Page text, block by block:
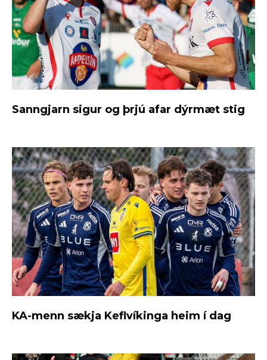
Sanngjarn sigur og þrjú afar dýrmæt stig
KA-menn sækja Keflvíkinga heim í dag